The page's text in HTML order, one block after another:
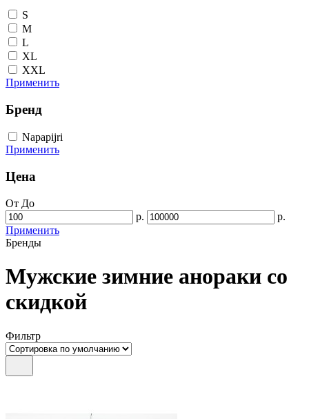
S
M
L
XL
XXL
Применить
Бренд
Napapijri
Применить
Цена
От До
р.
р.
Применить
Бренды
Мужские зимние анораки со
скидкой
Фильтр